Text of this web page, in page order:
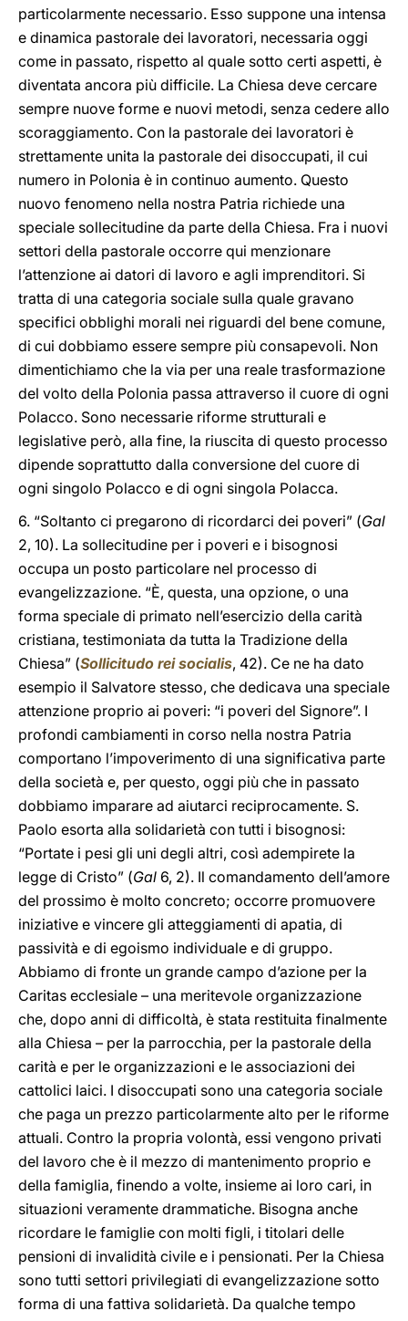
particolarmente necessario. Esso suppone una intensa
e dinamica pastorale dei lavoratori, necessaria oggi
come in passato, rispetto al quale sotto certi aspetti, è
diventata ancora più difficile. La Chiesa deve cercare
sempre nuove forme e nuovi metodi, senza cedere allo
scoraggiamento. Con la pastorale dei lavoratori è
strettamente unita la pastorale dei disoccupati, il cui
numero in Polonia è in continuo aumento. Questo
nuovo fenomeno nella nostra Patria richiede una
speciale sollecitudine da parte della Chiesa. Fra i nuovi
settori della pastorale occorre qui menzionare
l’attenzione ai datori di lavoro e agli imprenditori. Si
tratta di una categoria sociale sulla quale gravano
specifici obblighi morali nei riguardi del bene comune,
di cui dobbiamo essere sempre più consapevoli. Non
dimentichiamo che la via per una reale trasformazione
del volto della Polonia passa attraverso il cuore di ogni
Polacco. Sono necessarie riforme strutturali e
legislative però, alla fine, la riuscita di questo processo
dipende soprattutto dalla conversione del cuore di
ogni singolo Polacco e di ogni singola Polacca.
6. “Soltanto ci pregarono di ricordarci dei poveri” (Gal
2, 10). La sollecitudine per i poveri e i bisognosi
occupa un posto particolare nel processo di
evangelizzazione. “È, questa, una opzione, o una
forma speciale di primato nell’esercizio della carità
cristiana, testimoniata da tutta la Tradizione della
Chiesa” (Sollicitudo rei socialis, 42). Ce ne ha dato
esempio il Salvatore stesso, che dedicava una speciale
attenzione proprio ai poveri: “i poveri del Signore”. I
profondi cambiamenti in corso nella nostra Patria
comportano l’impoverimento di una significativa parte
della società e, per questo, oggi più che in passato
dobbiamo imparare ad aiutarci reciprocamente. S.
Paolo esorta alla solidarietà con tutti i bisognosi:
“Portate i pesi gli uni degli altri, così adempirete la
legge di Cristo” (Gal 6, 2). Il comandamento dell’amore
del prossimo è molto concreto; occorre promuovere
iniziative e vincere gli atteggiamenti di apatia, di
passività e di egoismo individuale e di gruppo.
Abbiamo di fronte un grande campo d’azione per la
Caritas ecclesiale – una meritevole organizzazione
che, dopo anni di difficoltà, è stata restituita finalmente
alla Chiesa – per la parrocchia, per la pastorale della
carità e per le organizzazioni e le associazioni dei
cattolici laici. I disoccupati sono una categoria sociale
che paga un prezzo particolarmente alto per le riforme
attuali. Contro la propria volontà, essi vengono privati
del lavoro che è il mezzo di mantenimento proprio e
della famiglia, finendo a volte, insieme ai loro cari, in
situazioni veramente drammatiche. Bisogna anche
ricordare le famiglie con molti figli, i titolari delle
pensioni di invalidità civile e i pensionati. Per la Chiesa
sono tutti settori privilegiati di evangelizzazione sotto
forma di una fattiva solidarietà. Da qualche tempo